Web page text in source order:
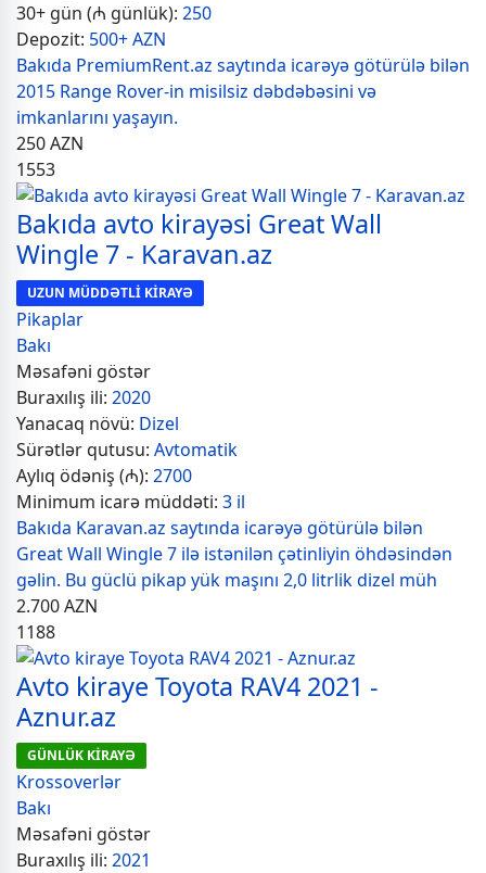
30+ gün (₼ günlük): 250
Depozit: 500+ AZN
Bakıda PremiumRent.az saytında icarəyə götürülə bilən
2015 Range Rover-in misilsiz dəbdəbəsini və
imkanlarını yaşayın.
250AZN
1553
Bakıda avto kirayəsi Great Wall
Wingle 7 - Karavan.az
UZUN MÜDDƏTLİ KİRAYƏ
Pikaplar
Bakı
Məsafəni göstər
Buraxılış ili: 2020
Yanacaq növü: Dizel
Sürətlər qutusu: Avtomatik
Aylıq ödəniş (₼): 2700
Minimum icarə müddəti: 3 il
Bakıda Karavan.az saytında icarəyə götürülə bilən
Great Wall Wingle 7 ilə istənilən çətinliyin öhdəsindən
gəlin. Bu güclü pikap yük maşını 2,0 litrlik dizel müh
2.700AZN
1188
Avto kiraye Toyota RAV4 2021 -
Aznur.az
GÜNLÜK KİRAYƏ
Krossoverlər
Bakı
Məsafəni göstər
Buraxılış ili: 2021